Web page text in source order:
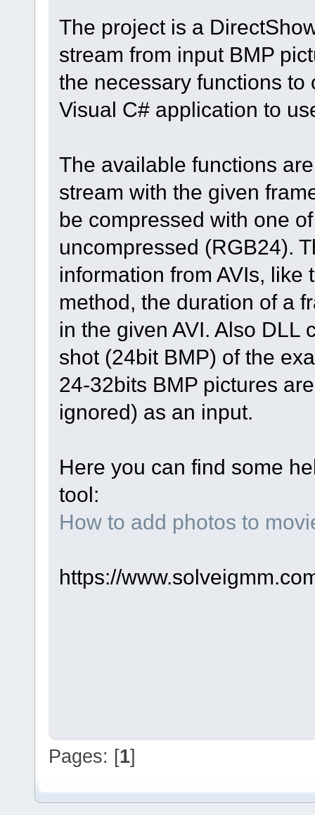
The project is a
stream from input BMP
the necessary functions
Visual C# application to
The available functions
stream with the given
be compressed with one
uncompressed (RGB24).
information from AVIs,
method, the duration of a
in the given AVI. Also DLL
shot (24bit BMP) of the
24-32bits BMP pictures
ignored) as an input.
Here you can find some
tool:
How to add photos to
https://
Pages: [1]